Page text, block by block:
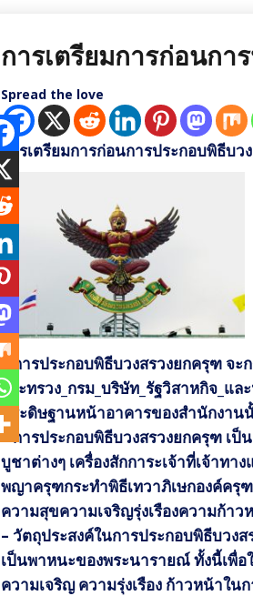
การเตรียมการก่อนก
Spread the love
การเตรียมการก่อนการประกอบพิธีบว
–
การประกอบพิธีบวงสรวงยกครุฑ จ
กระทรวง กรม บริษัท รัฐวิสาหกิจ แล
ประดิษฐานหน้าอาคารของสำนักงาน
–การประกอบพิธีบวงสรวงยกครุฑ เป็
บูชาต่างๆ เครื่องสักการะเจ้าที่เจ้าท
พญาครุฑกระทำพิธีเทวาภิเษกองค์ครุ
ความสุขความเจริญรุ่งเรืองความก้า
– วัตถุประสงค์ในการประกอบพิธีบวง
เป็นพาหนะของพระนารายณ์ทั้งนี้เพื่
ความเจริญ ความรุ่งเรือง ก้าวหน้าใน